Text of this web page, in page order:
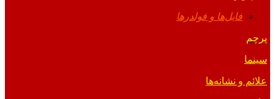
فایل‌ها و فولدرها
پرچم
سینما
علائم و نشانه‌ها